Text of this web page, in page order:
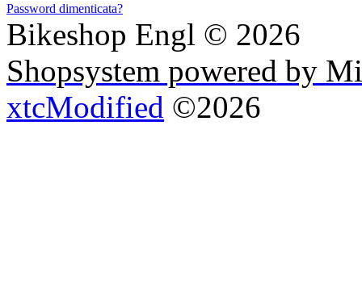
Password dimenticata?
Bikeshop Engl © 2026
Shopsystem powered by
xtcModified ©2026